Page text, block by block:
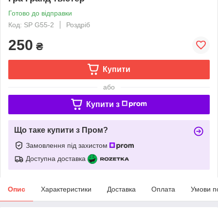
Готово до відправки
Код: SP G55-2
Роздріб
250 ₴
Купити
або
Купити з
Що таке купити з Пром?
Замовлення під захистом
Доступна доставка
Опис Характеристики Доставка Оплата Умови